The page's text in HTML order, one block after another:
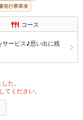
発行事業者
コース
サービス♪思い出に残
た。
ください。